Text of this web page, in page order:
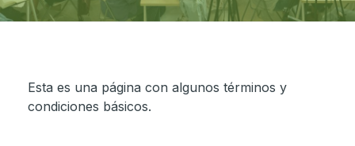
Esta es una página con algunos términos y
condiciones básicos.